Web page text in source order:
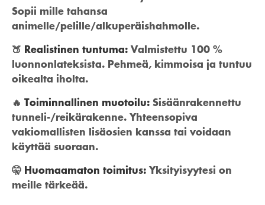
Sopii mille tahansa
animelle/pelille/alkuperäishahmolle.
🍑 Realistinen tuntuma: Valmistettu 100 %
luonnonlateksista. Pehmeä, kimmoisa ja tuntuu
oikealta iholta.
🔥 Toiminnallinen muotoilu: Sisäänrakennettu
tunneli-/reikärakenne. Yhteensopiva
vakiomallisten lisäosien kanssa tai voidaan
käyttää suoraan.
🤫 Huomaamaton toimitus: Yksityisyytesi on
meille tärkeää.